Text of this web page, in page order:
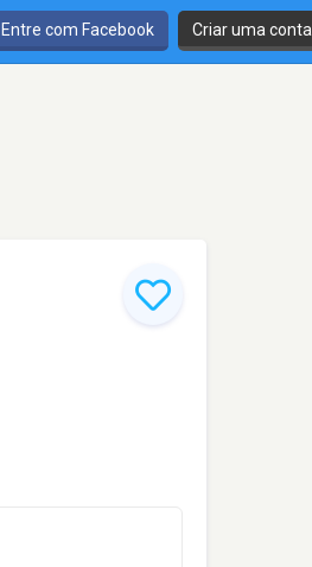
Entre com Facebook Criar uma conta